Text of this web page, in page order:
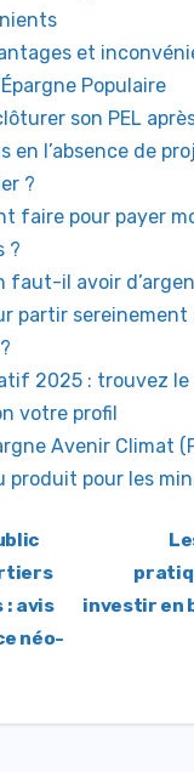
et
Populaire
son PEL
en l’absence de
?
faire pour payer
?
faut-il avoir
partir sereinement
2025 : trouvez le
votre profil
Avenir Climat
produit pour les
investir en
avis
néo-